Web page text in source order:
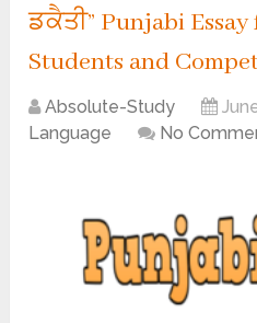
ਡਕੈਤੀ” Punjabi Essay
Students and
Absolute-Study
Language
No